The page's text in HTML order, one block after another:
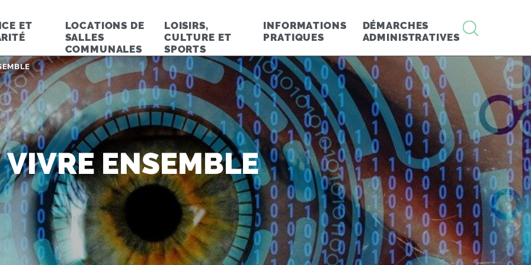
ET
LOCATIONS DE
SALLES
COMMUNALES
LOISIRS,
CULTURE ET
SPORTS
INFORMATIONS
PRATIQUES
DÉMARCHES
ADMINISTRATIVES
:
VIVRE ENSEMBLE